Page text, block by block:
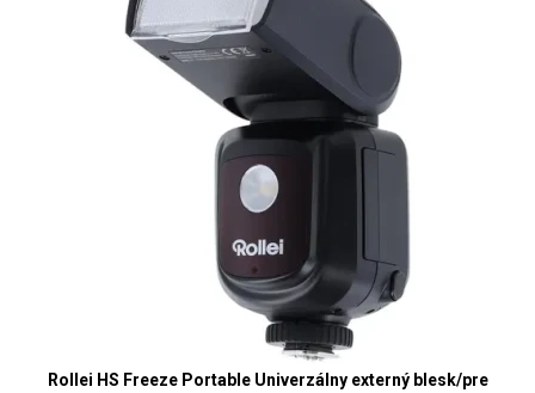
Rollei HS Freeze Portable Univerzálny externý blesk/pre